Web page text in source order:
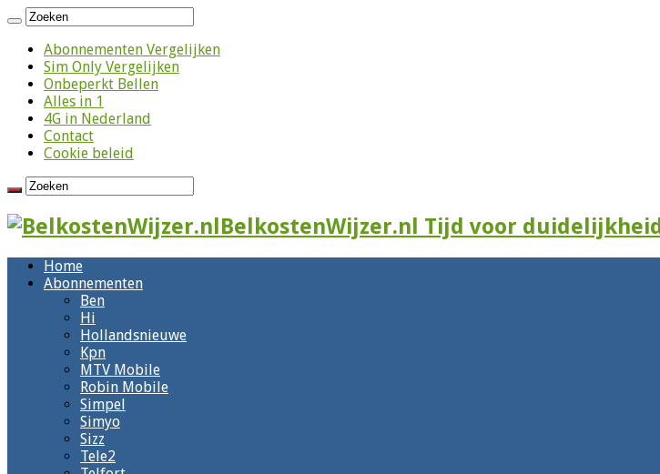
Abonnementen Vergelijken
Sim Only Vergelijken
Onbeperkt Bellen
Alles in 1
4G in Nederland
Contact
Cookie beleid
BelkostenWijzer.nl Tijd voor duidelijkheid
Home
Abonnementen
Ben
Hi
Hollandsnieuwe
Kpn
MTV Mobile
Robin Mobile
Simpel
Simyo
Sizz
Tele2